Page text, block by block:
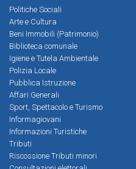
Politiche Sociali
Arte e Cultura
Beni Immobili (Patrimonio)
Biblioteca comunale
Igiene e Tutela Ambientale
Polizia Locale
Pubblica Istruzione
Affari Generali
Sport, Spettacolo e Turismo
Informagiovani
Informazioni Turistiche
Tributi
Riscossione Tributi minori